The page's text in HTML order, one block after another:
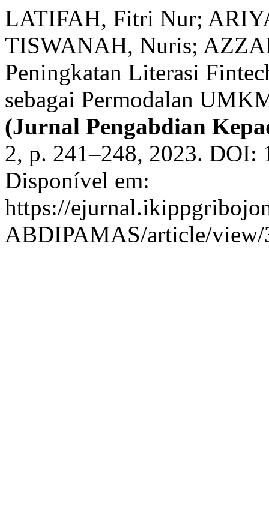
LATIFAH, Fitri Nur;
TISWANAH, Nuris;
Peningkatan Literasi
sebagai Permodalan
(Jurnal Pengabdian
2, p. 241–248, 2023. DOI:
Disponível em:
https://
ABDIPAMAS/article/view/